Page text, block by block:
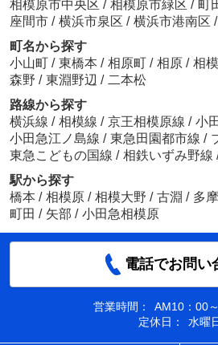
相模原市中央区 / 相模原市緑区 / 町
座間市 / 横浜市泉区 / 横浜市港南区 /
町名から探す
小山町 / 東橋本 / 相原町 / 相原 / 相
森野 / 東淵野辺 / 二本松
路線から探す
横浜線 / 相模線 / 京王相模原線 / 小
小田急江ノ島線 / 東急田園都市線 /
東急こどもの国線 / 相鉄いずみ野線
駅から探す
橋本 / 相模原 / 相模大野 / 古淵 / 多
町田 / 矢部 / 小田急相模原
電話でお問い
営業時間：
AM10：00
定休日：
水曜